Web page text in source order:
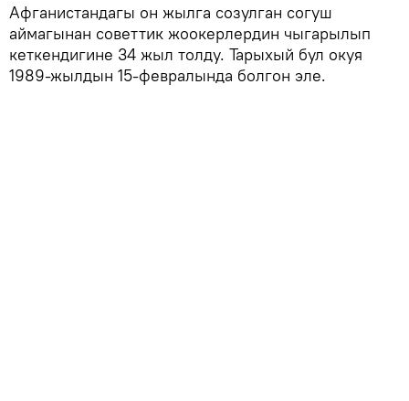
Афганистандагы он жылга созулган согуш
аймагынан советтик жоокерлердин чыгарылып
кеткендигине 34 жыл толду. Тарыхый бул окуя
1989-жылдын 15-февралында болгон эле.